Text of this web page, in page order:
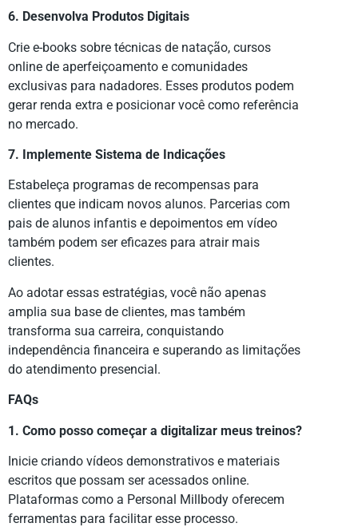
6. Desenvolva Produtos Digitais
Crie e-books sobre técnicas de natação, cursos
online de aperfeiçoamento e comunidades
exclusivas para nadadores. Esses produtos podem
gerar renda extra e posicionar você como referência
no mercado.
7. Implemente Sistema de Indicações
Estabeleça programas de recompensas para
clientes que indicam novos alunos. Parcerias com
pais de alunos infantis e depoimentos em vídeo
também podem ser eficazes para atrair mais
clientes.
Ao adotar essas estratégias, você não apenas
amplia sua base de clientes, mas também
transforma sua carreira, conquistando
independência financeira e superando as limitações
do atendimento presencial.
FAQs
1. Como posso começar a digitalizar meus treinos?
Inicie criando vídeos demonstrativos e materiais
escritos que possam ser acessados online.
Plataformas como a Personal Millbody oferecem
ferramentas para facilitar esse processo.